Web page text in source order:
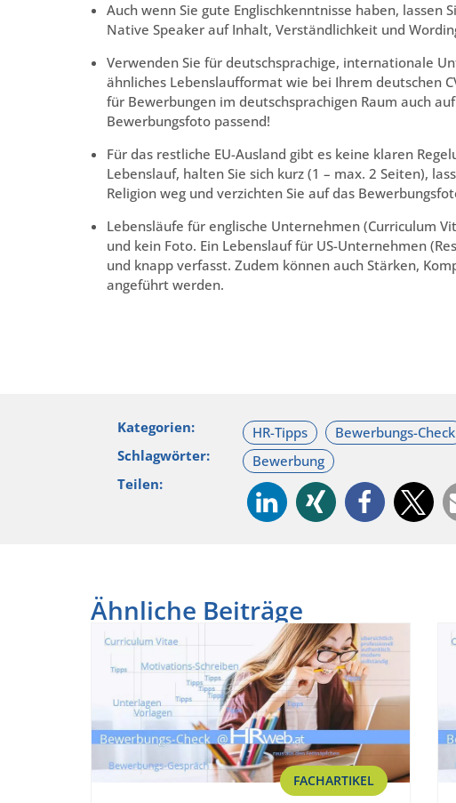
Auch wenn Sie gute Englischkenntnisse haben,
Native Speaker auf Inhalt, Verständlichkeit und
Verwenden Sie für deutschsprachige, internationale
ähnliches Lebenslaufformat wie bei Ihrem deutschen
für Bewerbungen im deutschsprachigen Raum auch
Bewerbungsfoto passend!
Für das restliche EU-Ausland gibt es keine klaren
Lebenslauf, halten Sie sich kurz (1 – max. 2 Seiten),
Religion weg und verzichten Sie auf das
Lebensläufe für englische Unternehmen (Curriculum
und kein Foto. Ein Lebenslauf für US-Unternehmen
und knapp verfasst. Zudem können auch Stärken,
angeführt werden.
Kategorien:
Schlagwörter:
Teilen:
Ähnliche Beiträge
FACHARTIKEL